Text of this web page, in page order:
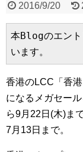
2016/9/20
本Blogのエント
います。
香港のLCC「香
になるメガセー
ら9月22日(木)ま
7月13日まで。